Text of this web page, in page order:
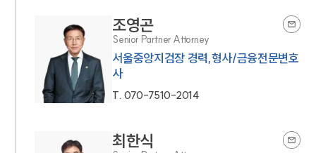
조영곤
Senior Partner Attorney
서울중앙지검장 경력,형사/금융전문변호
사
T. 070-7510-2014
최한식